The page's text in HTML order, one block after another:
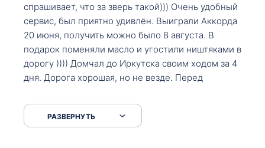
спрашивает, что за зверь такой))) Очень удобный
сервис, был приятно удивлён. Выиграли Аккорда
20 июня, получить можно было 8 августа. В
подарок поменяли масло и угостили ништяками в
дорогу )))) Домчал до Иркутска своим ходом за 4
дня. Дорога хорошая, но не везде. Перед
серпантинах по пути следования.
РАЗВЕРНУТЬ